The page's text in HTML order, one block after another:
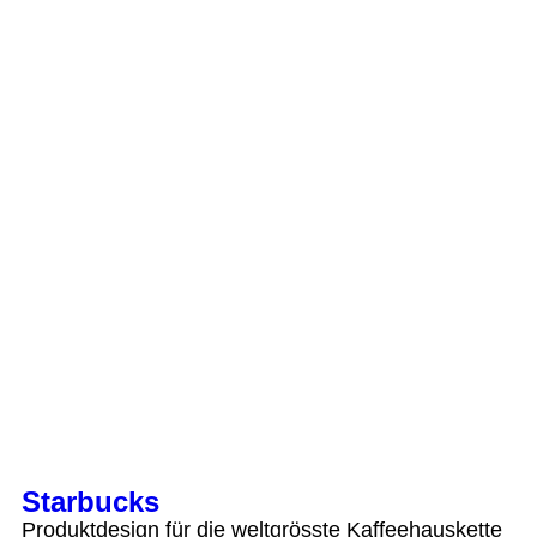
Starbucks
Produktdesign für die weltgrösste Kaffeehauskette